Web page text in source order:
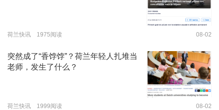
荷兰快讯 1975阅读 08-02
突然成了“香饽饽”？荷兰年轻人扎堆当
老师，发生了什么？
荷兰快讯 1999阅读 08-02